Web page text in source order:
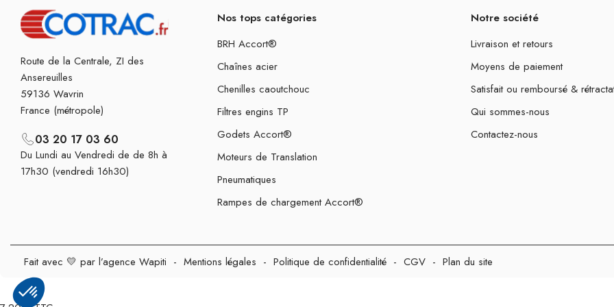
Route de la Centrale, ZI des
Ansereuilles
59136 Wavrin
France (métropole)
03 20 17 03 60
Du Lundi au Vendredi de de 8h à
17h30 (vendredi 16h30)
Nos tops catégories
BRH Accort®
Chaînes acier
Chenilles caoutchouc
Filtres engins TP
Godets Accort®
Moteurs de Translation
Pneumatiques
Rampes de chargement Accort®
Notre société
Livraison et retours
Moyens de paiement
Satisfait ou remboursé &
Qui sommes-nous
Contactez-nous
Fait avec 💛 par l’agence Wapiti - Mentions légales - Politique de confidentialité - CGV - Plan du site